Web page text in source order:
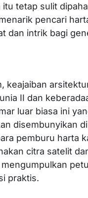
itu tetap sulit
pencari
dan intrik bagi
keajaiban
II dan
luar biasa ini
disembunyikan
pemburu harta
citra satelit
praktis.